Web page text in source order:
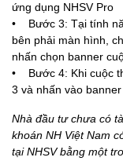
ứng dụng NHSV Pro
• Bước 3: Tại tính
bên phải màn hình,
nhấn chọn banner
• Bước 4: Khi cuộc
3 và nhấn vào
Nhà đầu tư chưa có
khoán NH Việt Nam
tại NHSV bằng một